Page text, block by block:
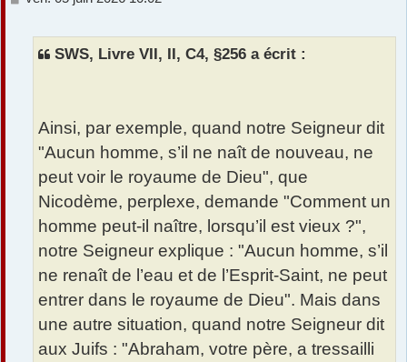
SWS, Livre VII, II, C4, §256 a écrit :
Ainsi, par exemple, quand notre Seigneur dit
"Aucun homme, s’il ne naît de nouveau, ne
peut voir le royaume de Dieu", que
Nicodème, perplexe, demande "Comment un
homme peut-il naître, lorsqu’il est vieux ?",
notre Seigneur explique : "Aucun homme, s’il
ne renaît de l’eau et de l’Esprit-Saint, ne peut
entrer dans le royaume de Dieu". Mais dans
une autre situation, quand notre Seigneur dit
aux Juifs : "Abraham, votre père, a tressailli